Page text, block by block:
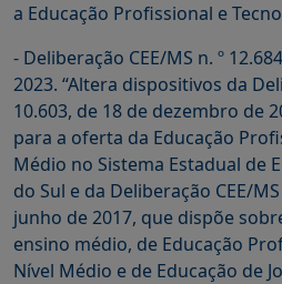
a Educação Profissional e
- Deliberação CEE/MS n. º
2023. “Altera dispositivos da
10.603, de 18 de dezembro de
para a oferta da Educação
Médio no Sistema Estadual de
do Sul e da Deliberação CEE/
junho de 2017, que dispõe
ensino médio, de Educação
Nível Médio e de Educação de